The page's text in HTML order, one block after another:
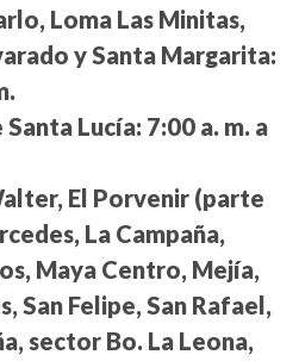
Loma Las Minitas,
y Santa Margarita:
Lucía: 7:00 a. m. a
El Porvenir (parte
La Campaña,
Maya Centro, Mejía,
San Felipe, San Rafael,
sector Bo. La Leona,